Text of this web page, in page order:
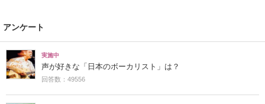
アンケート
実施中
声が好きな「日本のボーカリスト」は？
回答数：49556